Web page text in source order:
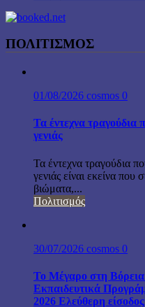
ΠΟΛΙΤΙΣΜΟΣ
01/08/2026 cosmos 0
Τα έντεχνα τραγούδια
γενιάς
Τα έντεχνα τραγούδια
γενιάς είναι εκείνα
βιώματα,...
Πολιτισμός
30/07/2026 cosmos 0
Το Μέγαρο στη Βόρεια
Εκπαιδευτικά
2026 Ελεύθερη